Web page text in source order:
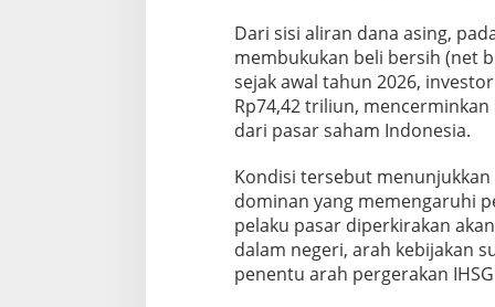
Dari sisi aliran dana asing,
membukukan beli bersih (net
sejak awal tahun 2026,
Rp74,42 triliun,
dari pasar saham Indonesia.
Kondisi tersebut
dominan yang memengaruhi
pelaku pasar diperkirakan
dalam negeri, arah kebijakan
penentu arah pergerakan